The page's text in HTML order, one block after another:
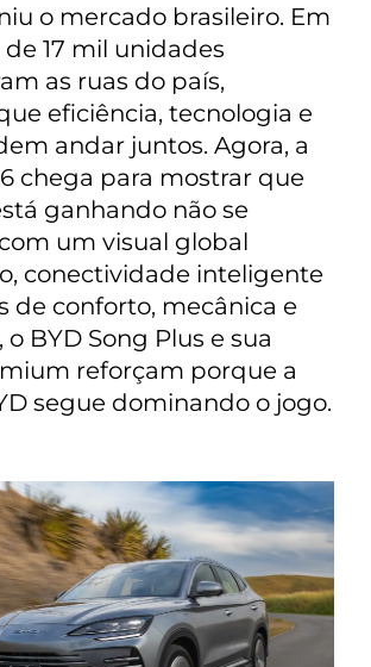
o mercado brasileiro. Em
de 17 mil unidades
as ruas do país,
eficiência, tecnologia e
andar juntos. Agora, a
chega para mostrar que
ganhando não se
um visual global
conectividade inteligente
de conforto, mecânica e
BYD Song Plus e sua
reforçam porque a
segue dominando o jogo.